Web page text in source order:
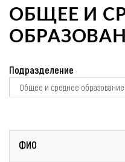
ОБЩЕЕ И
Подразделение
ФИО